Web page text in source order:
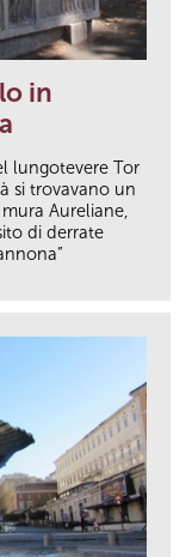
in
lungotevere Tor
si trovavano un
Aureliane,
di derrate